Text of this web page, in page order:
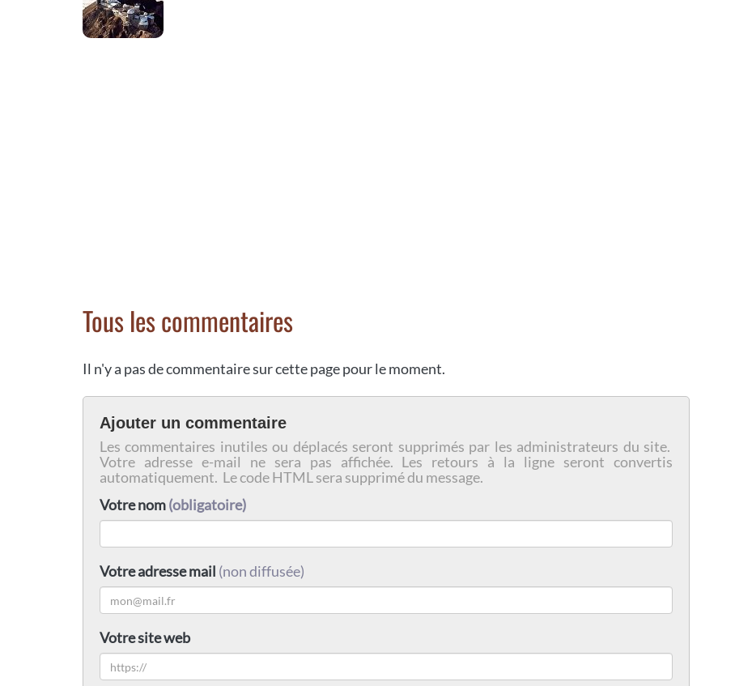
Tous les commentaires
Il n'y a pas de commentaire sur cette page pour le moment.
Ajouter un commentaire
Les commentaires inutiles ou déplacés seront supprimés par les administrateurs du site.
Votre adresse e-mail ne sera pas affichée. Les retours à la ligne seront convertis
automatiquement. Le code HTML sera supprimé du message.
Votre nom(obligatoire)
Votre adresse mail (non diffusée)
Votre site web